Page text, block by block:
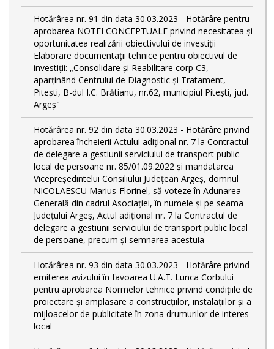
Hotărârea nr. 91 din data 30.03.2023 - Hotărâre pentru
aprobarea NOTEI CONCEPTUALE privind necesitatea și
oportunitatea realizării obiectivului de investiții
Elaborare documentații tehnice pentru obiectivul de
investiţii: „Consolidare și Reabilitare corp C3,
aparținând Centrului de Diagnostic și Tratament,
Pitești, B-dul I.C. Brătianu, nr.62, municipiul Pitești, jud.
Argeș"
Hotărârea nr. 92 din data 30.03.2023 - Hotărâre privind
aprobarea încheierii Actului adițional nr. 7 la Contractul
de delegare a gestiunii serviciului de transport public
local de persoane nr. 85/01.09.2022 și mandatarea
Vicepreședintelui Consiliului Județean Argeș, domnul
NICOLAESCU Marius-Florinel, să voteze în Adunarea
Generală din cadrul Asociației, în numele și pe seama
Județului Argeș, Actul adițional nr. 7 la Contractul de
delegare a gestiunii serviciului de transport public local
de persoane, precum și semnarea acestuia
Hotărârea nr. 93 din data 30.03.2023 - Hotărâre privind
emiterea avizului în favoarea U.A.T. Lunca Corbului
pentru aprobarea Normelor tehnice privind condiţiile de
proiectare şi amplasare a construcţiilor, instalaţiilor şi a
mijloacelor de publicitate în zona drumurilor de interes
local